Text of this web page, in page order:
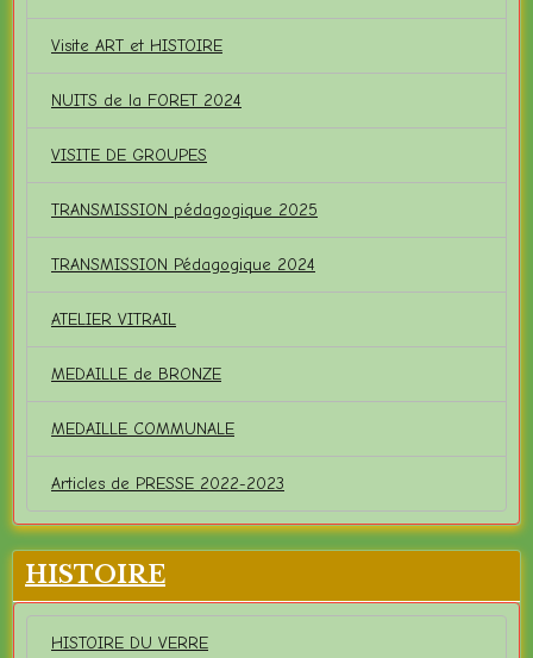
Visite ART et HISTOIRE
NUITS de la FORET 2024
VISITE DE GROUPES
TRANSMISSION pédagogique 2025
TRANSMISSION Pédagogique 2024
ATELIER VITRAIL
MEDAILLE de BRONZE
MEDAILLE COMMUNALE
Articles de PRESSE 2022-2023
HISTOIRE
HISTOIRE DU VERRE